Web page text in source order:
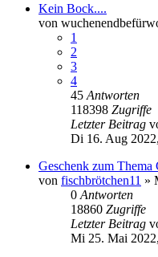
Kein Bock....
von
1
2
3
4
45 Antworten
118398 Zugriffe
Letzter Beitrag
Di 16. Aug
Geschenk zum Thema
von fischbrötchen11 »
0 Antworten
18860 Zugriffe
Letzter Beitrag
Mi 25. Mai